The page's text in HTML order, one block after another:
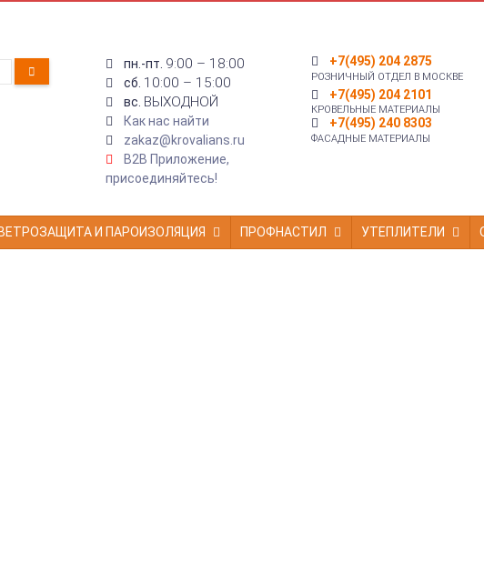
пн.-пт. 9:00 – 18:00
сб. 10:00 – 15:00
вс. ВЫХОДНОЙ
Как нас найти
zakaz@krovalians.ru
B2B Приложение,
присоединяйтесь!
+7(495) 204 2875
РОЗНИЧНЫЙ ОТДЕЛ В МОСКВЕ
+7(495) 204 2101
КРОВЕЛЬНЫЕ МАТЕРИАЛЫ
+7(495) 240 8303
ФАСАДНЫЕ МАТЕРИАЛЫ
И ПАРОИЗОЛЯЦИЯ ПРОФНАСТИЛ УТЕПЛИТЕЛИ